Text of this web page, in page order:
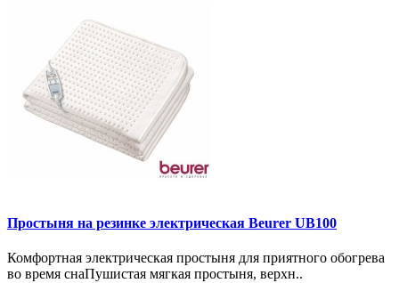
Простыня на резинке электрическая Beurer UB100
Комфортная электрическая простыня для приятного обогрева
во время снаПушистая мягкая простыня, верхн..